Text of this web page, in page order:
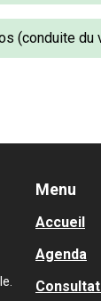
(conduite du
Menu
Accueil
Agenda